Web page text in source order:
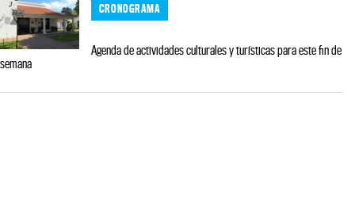
CRONOGRAMA
Agenda de actividades culturales y turísticas para este fin de
semana